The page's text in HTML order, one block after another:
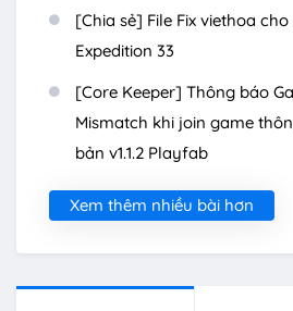
[Chia sẻ] File Fix viethoa
Expedition 33
[Core Keeper] Thông báo
Mismatch khi join game
bản v1.1.2 Playfab
Xem thêm nhiều bài hơn